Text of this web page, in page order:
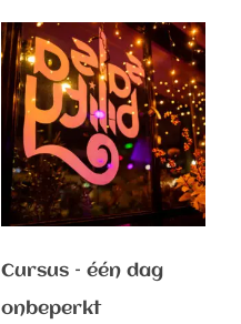
Cursus – één dag
onbeperkt